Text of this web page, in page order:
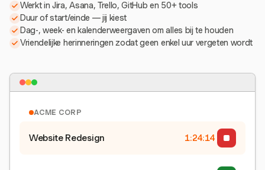
Werkt in Jira, Asana, Trello, GitHub en 50+ tools
Duur of start/einde — jij kiest
Dag-, week- en kalenderweergaven om alles bij te houden
Vriendelijke herinneringen zodat geen enkel uur vergeten wordt
ACME CORP
Website Redesign 1:24:15